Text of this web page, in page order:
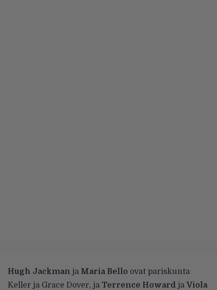
Hugh Jackman ja Maria Bello ovat pariskunta
Keller ja Grace Dover, ja Terrence Howard ja Viola